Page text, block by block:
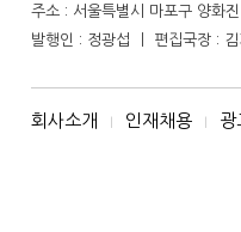
주소 : 서울특별시 마포구 양화
발행인 : 정광섭 ㅣ 편집국장 :
회사소개 I 인재채용 I 광